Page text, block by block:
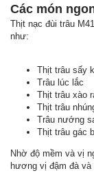
Các món
Thịt nạc đùi trâu
như:
Thịt trâu sấy
Trâu lúc lắc
Thịt trâu xào
Thịt trâu
Trâu nướng
Thịt trâu gác
Nhờ độ mềm và vị
hương vị đậm đà và